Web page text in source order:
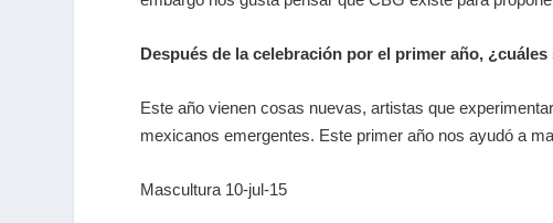
Después de la celebración por el primer año,
Este año vienen cosas nuevas, artistas que
mexicanos emergentes. Este primer año nos ayudó a
Mascultura 10-jul-15